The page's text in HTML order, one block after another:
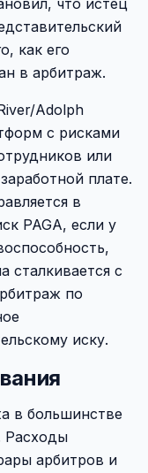
что истец
как его
в арбитраж.
Adolph
с рисками
или
плате.
в
PAGA, если у
сталкивается с
по
иску.
в большинстве
Расходы
арбитров и